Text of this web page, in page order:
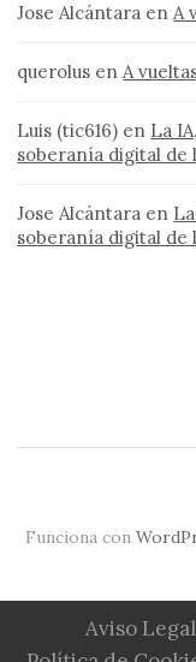
Jose Alcántara enA
querolus enA
Luis (tic616) en La
soberanía digital
Jose Alcántara en
soberanía digital
Funciona con
Aviso Legal